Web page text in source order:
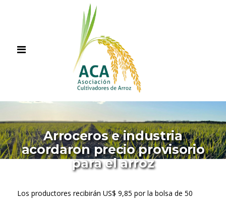
Arroceros e industria
acordaron precio provisorio
para el arroz
Los productores recibirán US$ 9,85 por la bolsa de 50